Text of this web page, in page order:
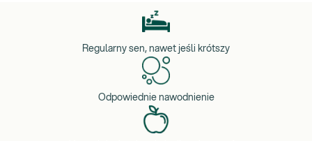
Regularny sen, nawet jeśli krótszy
Odpowiednie nawodnienie